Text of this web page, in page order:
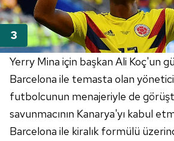
Yerry Mina için başkan Ali Koç'un
Barcelona ile temasta olan
futbolcunun menajeriyle de
savunmacının Kanarya'yı kabul
Barcelona ile kiralık formülü